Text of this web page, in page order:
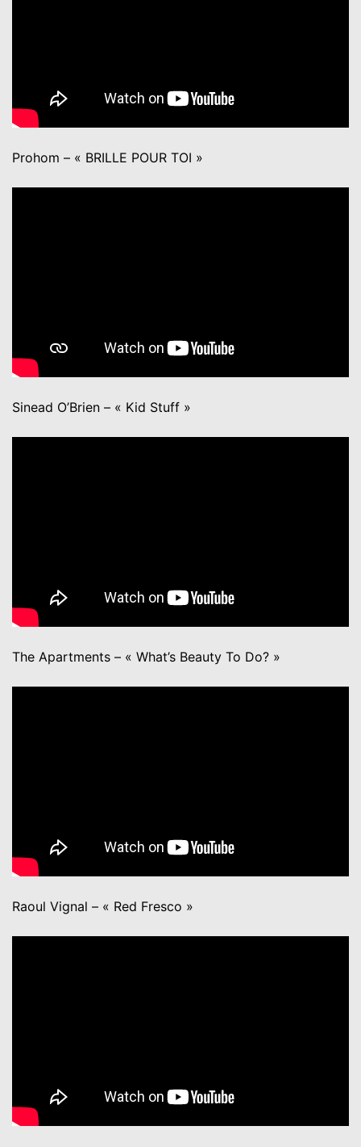
Prohom – « BRILLE POUR TOI »
Sinead O’Brien – « Kid Stuff »
The Apartments – « What’s Beauty To Do? »
Raoul Vignal – « Red Fresco »